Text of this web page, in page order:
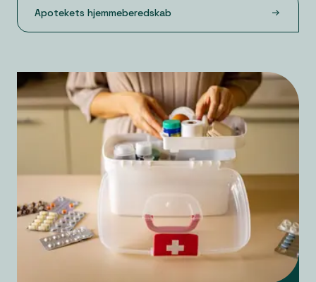
Apotekets hjemmeberedskab